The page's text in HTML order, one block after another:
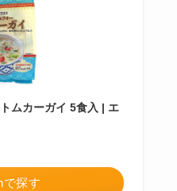
ムカーガイ 5食入 | エ
で探す